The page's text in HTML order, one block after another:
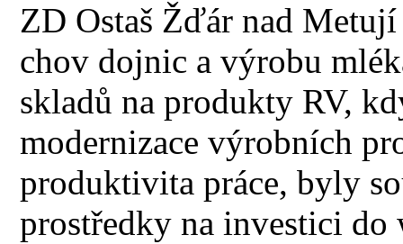
ZD Ostaš Žďár nad
chov dojnic a výrobu
skladů na produkty RV,
modernizace výrobních
produktivita práce, byly
prostředky na investici do